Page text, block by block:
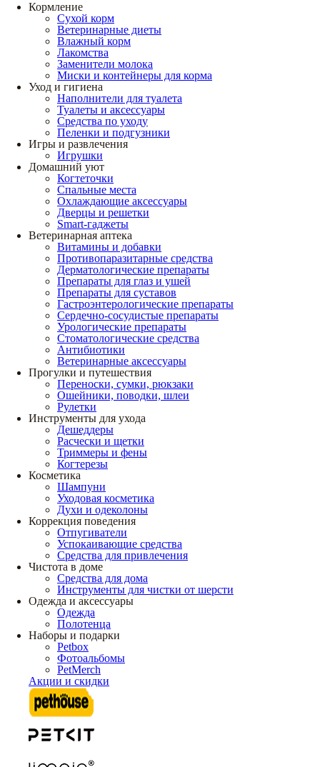
Кормление
Сухой корм
Ветеринарные диеты
Влажный корм
Лакомства
Заменители молока
Миски и контейнеры для корма
Уход и гигиена
Наполнители для туалета
Туалеты и аксессуары
Средства по уходу
Пеленки и подгузники
Игры и развлечения
Игрушки
Домашний уют
Когтеточки
Спальные места
Охлаждающие аксессуары
Дверцы и решетки
Smart-гаджеты
Ветеринарная аптека
Витамины и добавки
Противопаразитарные средства
Дерматологические препараты
Препараты для глаз и ушей
Препараты для суставов
Гастроэнтерологические препараты
Сердечно-сосудистые препараты
Урологические препараты
Стоматологические средства
Антибиотики
Ветеринарные аксессуары
Прогулки и путешествия
Переноски, сумки, рюкзаки
Ошейники, поводки, шлеи
Рулетки
Инструменты для ухода
Дешеддеры
Расчески и щетки
Триммеры и фены
Когтерезы
Косметика
Шампуни
Уходовая косметика
Духи и одеколоны
Коррекция поведения
Отпугиватели
Успокаивающие средства
Средства для привлечения
Чистота в доме
Средства для дома
Инструменты для чистки от шерсти
Одежда и аксессуары
Одежда
Полотенца
Наборы и подарки
Petbox
Фотоальбомы
PetMerch
Акции и скидки